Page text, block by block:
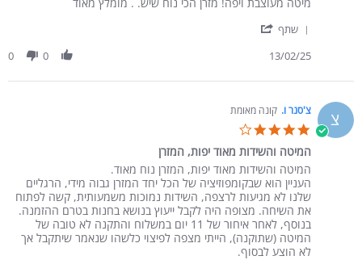
שתף
13/02/25
0
0
צ צ'סנר ו. קונה מאומת
המיטה והשידות מאוד יפות, המזרן
Review by צ'סנר ו. on 16 Oct 2024
review stating המיטה והשידות מאוד יפות, המזרן
המיטה והשידות מאוד יפות, המזרן נוח מאוד.
העניין הוא שבקומפוזיציה של הכל יחד המזרן גבוה מידי, הרגליים
שלנו לא מגיעות לרצפה, השידות נמוכות משמעותית, קשה לפתוח
את השיחה. מצופה היה לקבל ייעוץ בנושא בחנות בטרם ההזמנה.
בנוסף, לאחר איחור של 11 יום במשלוח והתקנה לא טובה של
המיטה (שתוקנה), הייתי מצפה לפיצוי כלשהו שנאמר שיתקבל אך
לא הוצע לבסוף.